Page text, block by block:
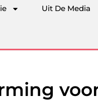
Uit De Media